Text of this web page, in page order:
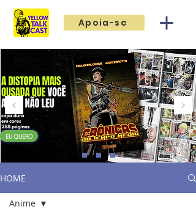
Apoia-se
EU QUERO
HOME
Anime